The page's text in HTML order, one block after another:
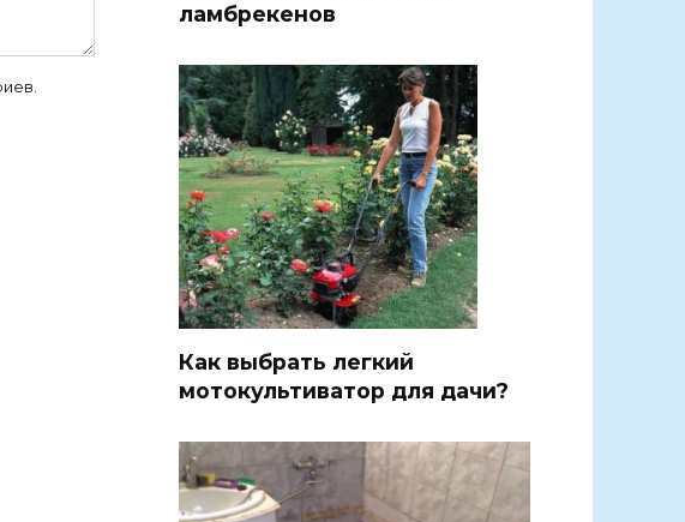
ламбрекенов
Как выбрать легкий
мотокультиватор для дачи?